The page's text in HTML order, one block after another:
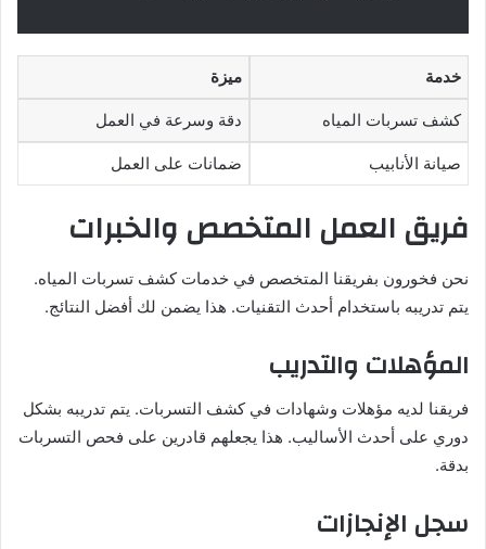
خدمة ميزة
كشف تسربات المياه دقة وسرعة في العمل
صيانة الأنابيب ضمانات على العمل
فريق العمل المتخصص والخبرات
نحن فخورون بفريقنا المتخصص في خدمات كشف تسربات المياه.
يتم تدريبه باستخدام أحدث التقنيات. هذا يضمن لك أفضل النتائج.
المؤهلات والتدريب
فريقنا لديه مؤهلات وشهادات في كشف التسربات. يتم تدريبه بشكل
دوري على أحدث الأساليب. هذا يجعلهم قادرين على فحص التسربات
بدقة.
سجل الإنجازات